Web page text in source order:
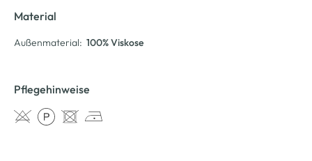
Material
Außenmaterial: 100% Viskose
Pflegehinweise